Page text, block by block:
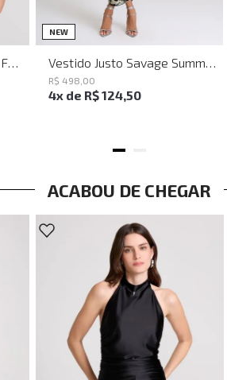
Baguette Party John John Feminina
NEW PP P M
Vestido Justo Savage Summer John John Feminino
R$ 498 00
4x de R$124,50
ACABOU DE CHEGAR